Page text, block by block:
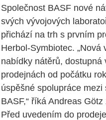
Společnost BASF nové
svých vývojových
přichází na trh s prvním
Herbol-Symbiotec.
nabídky nátěrů, dostupná
prodejnách od počátku
úspěšné spolupráce
BASF,“ říká Andreas
Před uvedením do